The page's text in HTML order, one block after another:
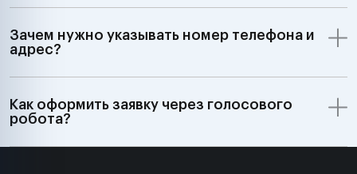
Зачем нужно указывать номер телефона и
адрес?
Как оформить заявку через голосового
робота?